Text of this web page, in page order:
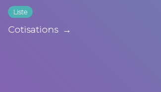
Liste
Cotisations →